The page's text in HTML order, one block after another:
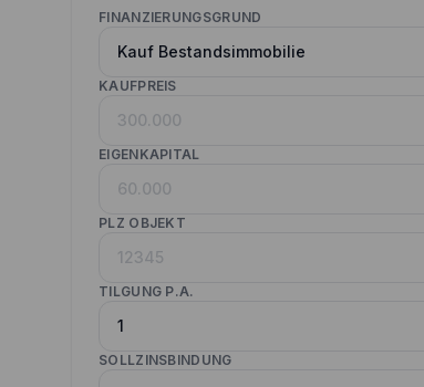
FINANZIERUNGSGRUND
KAUFPREIS
EIGENKAPITAL
PLZ OBJEKT
TILGUNG P.A.
SOLLZINSBINDUNG